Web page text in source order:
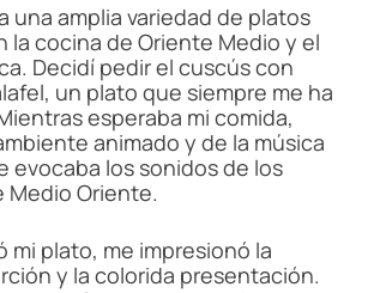
una amplia variedad de platos
la cocina de Oriente Medio y el
Decidí pedir el cuscús con
un plato que siempre me ha
esperaba mi comida,
animado y de la música
evocaba los sonidos de los
Medio Oriente.
mi plato, me impresionó la
y la colorida presentación.